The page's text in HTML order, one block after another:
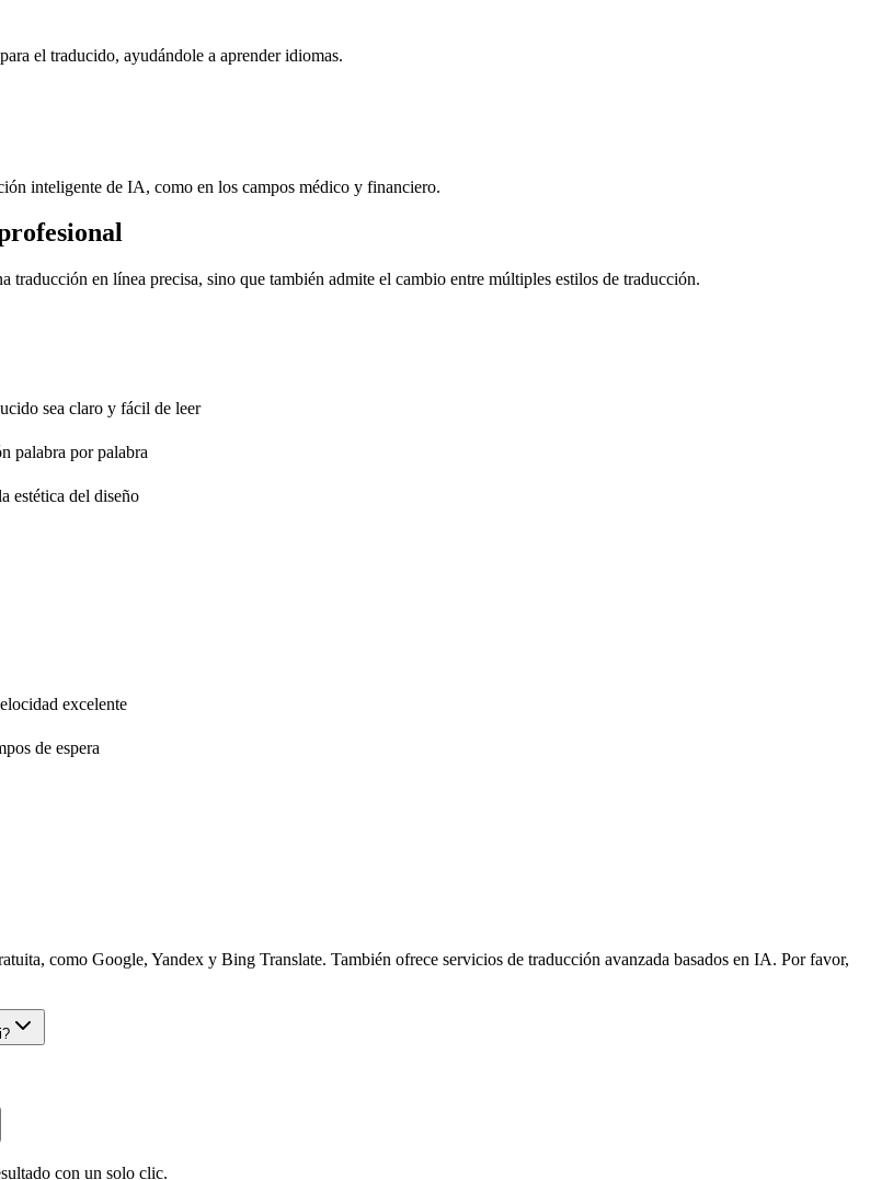
el traducido, ayudándole a aprender idiomas.
inteligente de IA, como en los campos médico y financiero.
en línea precisa, sino que también admite el cambio entre múltiples estilos de traducción.
sea claro y fácil de leer
palabra por palabra
estética del diseño
excelente
de espera
como Google, Yandex y Bing Translate. También ofrece servicios de traducción avanzada basados en IA. Por favor,
con un solo clic.